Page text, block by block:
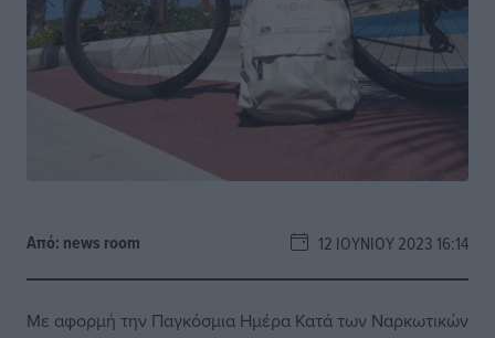
Από: news room 12 ΙΟΥΝΊΟΥ 2023 16:14
Με αφορμή την Παγκόσμια Ημέρα Κατά των Ναρκωτικών